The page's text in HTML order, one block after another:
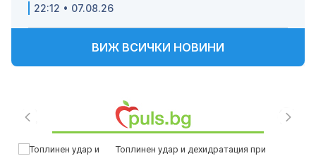
22:12 • 07.08.26
ВИЖ ВСИЧКИ НОВИНИ
Топлинен удар и дехидратация при